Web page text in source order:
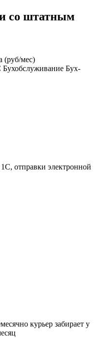
со штатным
(руб/мес)
Бух-
отправки электронной
курьер забирает у